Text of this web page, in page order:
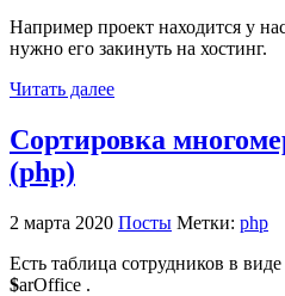
Например проект находится у
нужно его закинуть на хостинг.
Читать далее
Сортировка
(php)
2 марта 2020 Посты Метки: php
Есть таблица сотрудников в
$arOffice .